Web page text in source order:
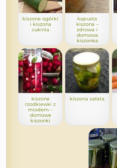
kiszone ogórki
i kiszona
cukinia
kapusta
kiszona –
zdrowa i
domowa
kiszonka
kiszone
rzodkiewki z
miodem –
domowe
kiszonki
kiszona sałata